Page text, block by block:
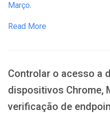
Março.
Read More
Controlar o acesso a
dispositivos Chrome,
verificação de